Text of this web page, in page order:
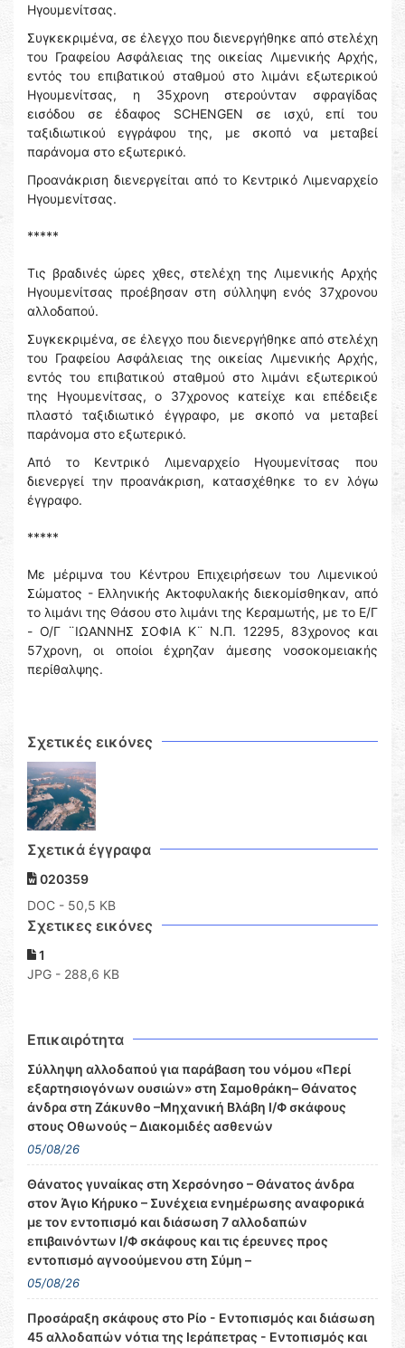
Ηγουμενίτσας.
Συγκεκριμένα, σε έλεγχο που διενεργήθηκε από στελέχη
του Γραφείου Ασφάλειας της οικείας Λιμενικής Αρχής,
εντός του επιβατικού σταθμού στο λιμάνι εξωτερικού
Ηγουμενίτσας, η 35χρονη στερούνταν σφραγίδας
εισόδου σε έδαφος SCHENGEN σε ισχύ, επί του
ταξιδιωτικού εγγράφου της, με σκοπό να μεταβεί
παράνομα στο εξωτερικό.
Προανάκριση διενεργείται από το Κεντρικό Λιμεναρχείο
Ηγουμενίτσας.
*****
Τις βραδινές ώρες χθες, στελέχη της Λιμενικής Αρχής
Ηγουμενίτσας προέβησαν στη σύλληψη ενός 37χρονου
αλλοδαπού.
Συγκεκριμένα, σε έλεγχο που διενεργήθηκε από στελέχη
του Γραφείου Ασφάλειας της οικείας Λιμενικής Αρχής,
εντός του επιβατικού σταθμού στο λιμάνι εξωτερικού
της Ηγουμενίτσας, ο 37χρονος κατείχε και επέδειξε
πλαστό ταξιδιωτικό έγγραφο, με σκοπό να μεταβεί
παράνομα στο εξωτερικό.
Από το Κεντρικό Λιμεναρχείο Ηγουμενίτσας που
διενεργεί την προανάκριση, κατασχέθηκε το εν λόγω
έγγραφο.
*****
Με μέριμνα του Κέντρου Επιχειρήσεων του Λιμενικού
Σώματος - Ελληνικής Ακτοφυλακής διεκομίσθηκαν, από
το λιμάνι της Θάσου στο λιμάνι της Κεραμωτής, με το Ε/Γ
- Ο/Γ ¨ΙΩΑΝΝΗΣ ΣΟΦΙΑ Κ¨ Ν.Π. 12295, 83χρονος και
57χρονη, οι οποίοι έχρηζαν άμεσης νοσοκομειακής
περίθαλψης.
Σχετικές εικόνες
Σχετικά έγγραφα
020359
DOC - 50,5 KB
Σχετικες εικόνες
1
JPG - 288,6 KB
Επικαιρότητα
Σύλληψη αλλοδαπού για παράβαση του νόμου «Περί
εξαρτησιογόνων ουσιών» στη Σαμοθράκη– Θάνατος
άνδρα στη Ζάκυνθο –Μηχανική Βλάβη Ι/Φ σκάφους
στους Οθωνούς – Διακομιδές ασθενών
05/08/26
Θάνατος γυναίκας στη Χερσόνησο – Θάνατος άνδρα
στον Άγιο Κήρυκο – Συνέχεια ενημέρωσης αναφορικά
με τον εντοπισμό και διάσωση 7 αλλοδαπών
επιβαινόντων Ι/Φ σκάφους και τις έρευνες προς
εντοπισμό αγνοούμενου στη Σύμη –
05/08/26
Προσάραξη σκάφους στο Ρίο - Εντοπισμός και διάσωση
45 αλλοδαπών νότια της Ιεράπετρας - Εντοπισμός και